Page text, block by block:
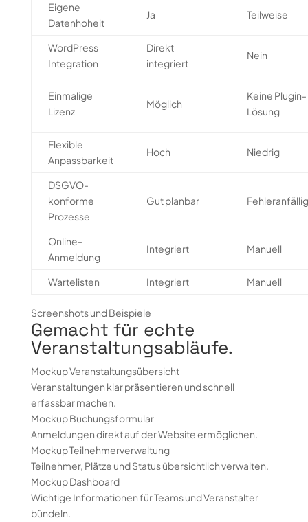
Eigene
Datenhoheit
Ja Teilweise
WordPress
Integration
Direkt
integriert
Nein
Einmalige
Lizenz
Möglich
Keine Plugin-
Lösung
Flexible
Anpassbarkeit
Hoch Niedrig
DSGVO-
konforme
Prozesse
Gut planbar Fehleranfällig
Online-
Anmeldung
Integriert Manuell
Wartelisten Integriert Manuell
Screenshots und Beispiele
Gemacht für echte
Veranstaltungsabläufe.
Mockup Veranstaltungsübersicht
Veranstaltungen klar präsentieren und schnell
erfassbar machen.
Mockup Buchungsformular
Anmeldungen direkt auf der Website ermöglichen.
Mockup Teilnehmerverwaltung
Teilnehmer, Plätze und Status übersichtlich verwalten.
Mockup Dashboard
Wichtige Informationen für Teams und Veranstalter
bündeln.